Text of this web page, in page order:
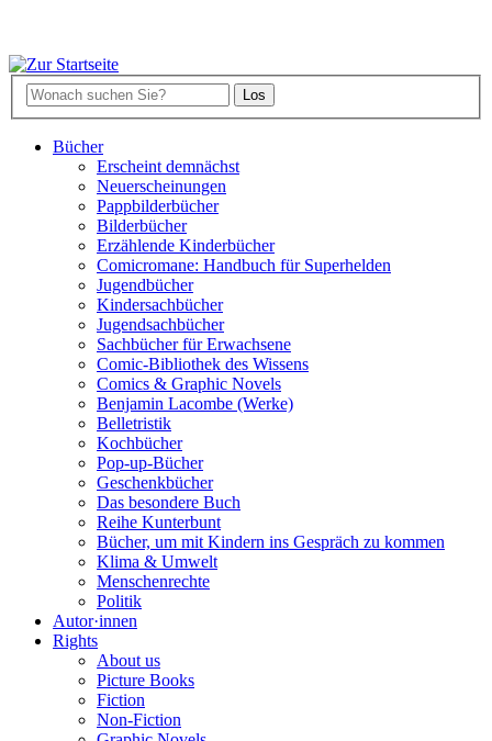
Bücher
Erscheint demnächst
Neuerscheinungen
Pappbilderbücher
Bilderbücher
Erzählende Kinderbücher
Comicromane: Handbuch für Superhelden
Jugendbücher
Kindersachbücher
Jugendsachbücher
Sachbücher für Erwachsene
Comic-Bibliothek des Wissens
Comics & Graphic Novels
Benjamin Lacombe (Werke)
Belletristik
Kochbücher
Pop-up-Bücher
Geschenkbücher
Das besondere Buch
Reihe Kunterbunt
Bücher, um mit Kindern ins Gespräch zu kommen
Klima & Umwelt
Menschenrechte
Politik
Autor·innen
Rights
About us
Picture Books
Fiction
Non-Fiction